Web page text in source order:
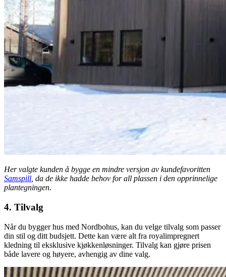
Her valgte kunden å bygge en mindre versjon av kundefavoritten
Samspill , da de ikke hadde behov for all plassen i den opprinnelige
plantegningen.
4. Tilvalg
Når du bygger hus med Nordbohus, kan du velge tilvalg som passer
din stil og ditt budsjett. Dette kan være alt fra royalimpregnert
kledning til eksklusive kjøkkenløsninger. Tilvalg kan gjøre prisen
både lavere og høyere, avhengig av dine valg.